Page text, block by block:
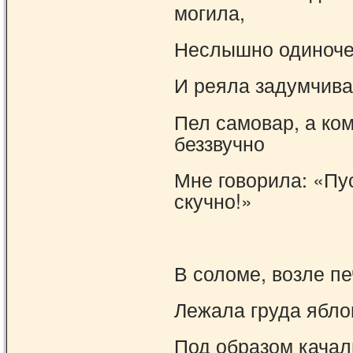
могила,
Неслышно
И реяла
Пел самовар, а
беззвучно
Мне говорила:
скучно!»
В соломе, возле
Лежала груда
Под образом